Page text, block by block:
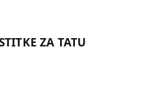
ZA TATU